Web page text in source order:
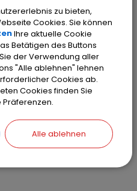
zehn Tropfen fallen,
verschwendete
so schnell wie
zu bieten,
Cookies. Sie können
Ihre aktuelle Cookie
Betätigen des Buttons
der Verwendung aller
"Alle ablehnen" lehnen
Cookies ab.
Cookies finden Sie
Alle ablehnen